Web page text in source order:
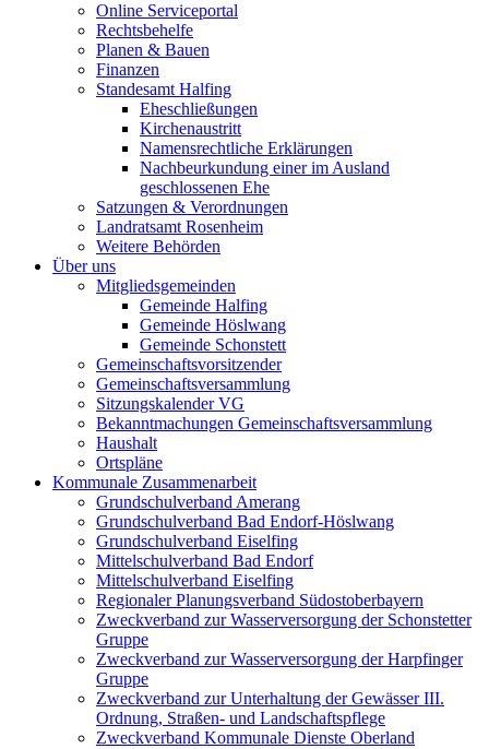
Online Serviceportal
Rechtsbehelfe
Planen & Bauen
Finanzen
Standesamt Halfing
Eheschließungen
Kirchenaustritt
Namensrechtliche Erklärungen
Nachbeurkundung einer im Ausland
geschlossenen Ehe
Satzungen & Verordnungen
Landratsamt Rosenheim
Weitere Behörden
Über uns
Mitgliedsgemeinden
Gemeinde Halfing
Gemeinde Höslwang
Gemeinde Schonstett
Gemeinschaftsvorsitzender
Gemeinschaftsversammlung
Sitzungskalender VG
Bekanntmachungen Gemeinschaftsversammlung
Haushalt
Ortspläne
Kommunale Zusammenarbeit
Grundschulverband Amerang
Grundschulverband Bad Endorf-Höslwang
Grundschulverband Eiselfing
Mittelschulverband Bad Endorf
Mittelschulverband Eiselfing
Regionaler Planungsverband Südostoberbayern
Zweckverband zur Wasserversorgung der Schonstetter
Gruppe
Zweckverband zur Wasserversorgung der Harpfinger
Gruppe
Zweckverband zur Unterhaltung der Gewässer III.
Ordnung, Straßen- und Landschaftspflege
Zweckverband Kommunale Dienste Oberland